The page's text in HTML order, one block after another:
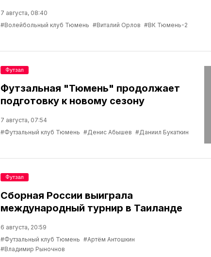
7 августа, 08:40
#Волейбольный клуб Тюмень #Виталий Орлов #ВК Тюмень-2
Футзальная "Тюмень" продолжает
подготовку к новому сезону
7 августа, 07:54
#Футзальный клуб Тюмень #Денис Абышев #Даниил Букаткин
Футзал
Сборная России выиграла
международный турнир в Таиланде
6 августа, 20:59
#Футзальный клуб Тюмень #Артём Антошкин
#Владимир Рыночнов
Футзал